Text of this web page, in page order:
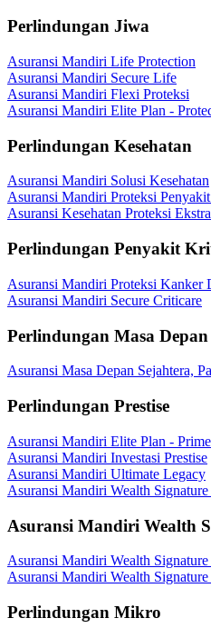
Perlindungan Jiwa
Asuransi Mandiri Life Protection
Asuransi Mandiri Secure Life
Asuransi Mandiri Flexi Proteksi
Asuransi Mandiri Elite Plan -
Perlindungan Kesehatan
Asuransi Mandiri Solusi Kesehatan
Asuransi Mandiri Proteksi
Asuransi Kesehatan Proteksi Ekstra
Perlindungan Penyakit
Asuransi Mandiri Proteksi Kanker
Asuransi Mandiri Secure Criticare
Perlindungan Masa Depan
Asuransi Masa Depan Sejahtera,
Perlindungan Prestise
Asuransi Mandiri Elite Plan - Prime
Asuransi Mandiri Investasi Prestise
Asuransi Mandiri Ultimate Legacy
Asuransi Mandiri Wealth
Asuransi Mandiri Wealth
Asuransi Mandiri Wealth
Asuransi Mandiri Wealth
Perlindungan Mikro